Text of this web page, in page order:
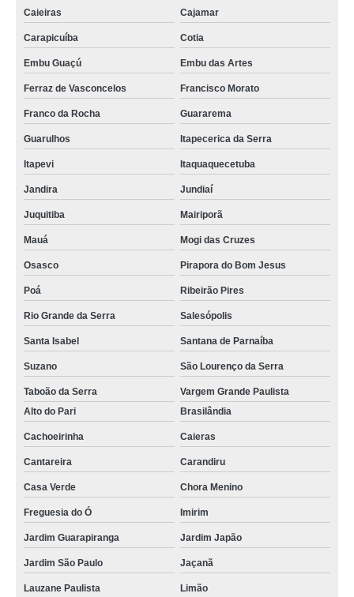
Caieiras Cajamar
Carapicuíba Cotia
Embu Guaçú Embu das Artes
Ferraz de Vasconcelos Francisco Morato
Franco da Rocha Guararema
Guarulhos Itapecerica da Serra
Itapevi Itaquaquecetuba
Jandira Jundiaí
Juquitiba Mairiporã
Mauá Mogi das Cruzes
Osasco Pirapora do Bom Jesus
Poá Ribeirão Pires
Rio Grande da Serra Salesópolis
Santa Isabel Santana de Parnaíba
Suzano São Lourenço da Serra
Taboão da Serra
Vargem Grande Paulista
Alto do Pari
Brasilândia
Cachoeirinha Caieras
Cantareira Carandiru
Casa Verde Chora Menino
Freguesia do Ó Imirim
Jardim Guarapiranga Jardim Japão
Jardim São Paulo Jaçanã
Lauzane Paulista Limão